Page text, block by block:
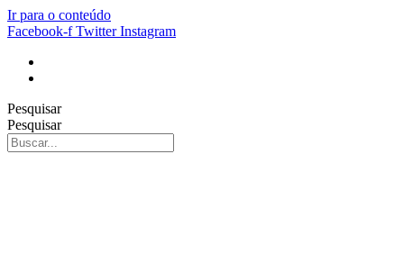
Ir para o conteúdo
Facebook-f Twitter Instagram
Pesquisar
Pesquisar